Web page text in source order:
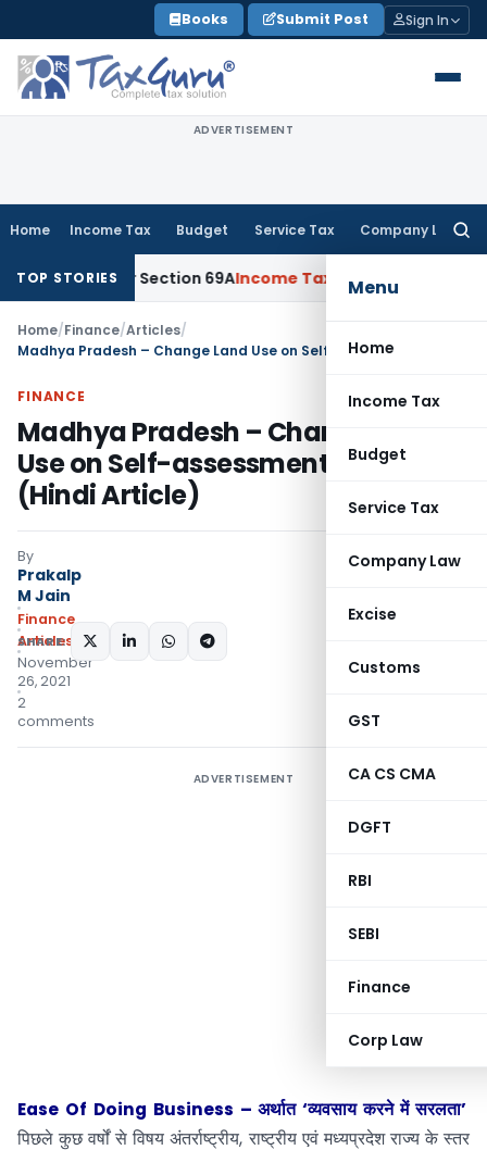
to
content
Books Submit Post Sign In
ADVERTISEMENT
Home Income Tax Budget Service Tax Company Law
Menu
Home
Income Tax
Budget
Service Tax
Company Law
Excise
Customs
GST
CA CS CMA
DGFT
RBI
SEBI
Finance
Corp Law
TOP STORIES
Section 69AIncome Tax Delhi ITAT: No PE in India
Home/Finance/Articles/
FINANCE
Madhya Pradesh – Change Land
Use on Self-assessment basis
(Hindi Article)
By
Prakalp
M Jain
Finance
Articles
November
26, 2021
2
comments
SHARE:
ADVERTISEMENT
Ease Of Doing Business – अर्थात ‘व्यवसाय करने में सरलता’
पिछले कुछ वर्षों से विषय अंतर्राष्ट्रीय, राष्ट्रीय एवं मध्यप्रदेश राज्य के स्तर